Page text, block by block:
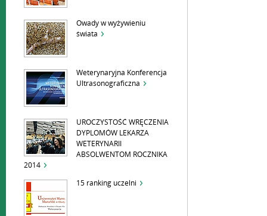
Owady w wyżywieniu
świata
Weterynaryjna Konferencja
Ultrasonograficzna
UROCZYSTOŚĆ WRĘCZENIA
DYPLOMÓW LEKARZA
WETERYNARII
ABSOLWENTOM ROCZNIKA
2014
15 ranking uczelni